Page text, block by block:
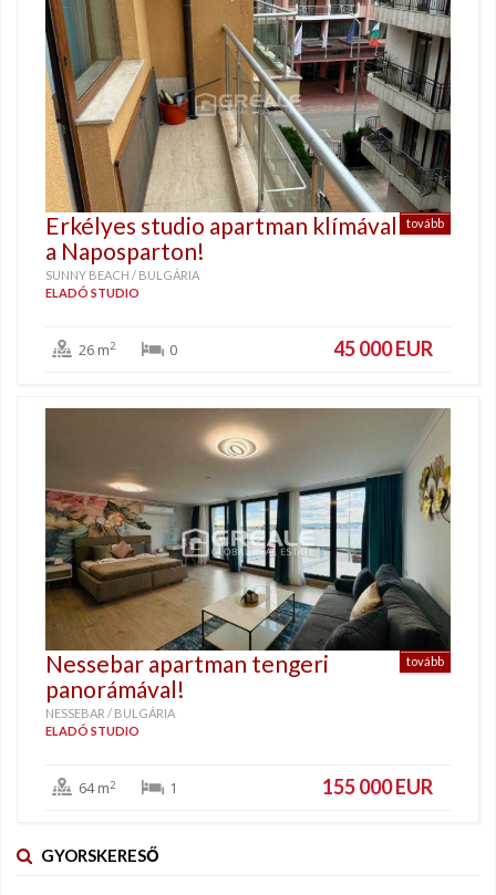
tovább
Erkélyes studio apartman klímával
a Naposparton!
SUNNY BEACH / BULGÁRIA
ELADÓ STUDIO
26 m2 0 45 000 EUR
tovább
Nessebar apartman tengeri
panorámával!
NESSEBAR / BULGÁRIA
ELADÓ STUDIO
64 m2 1 155 000 EUR
GYORSKERESŐ